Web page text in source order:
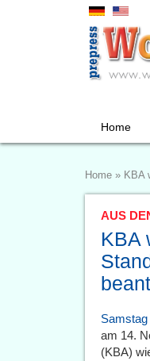
Home
Home » KBA
AUS
KBA
am 14.
(KBA)